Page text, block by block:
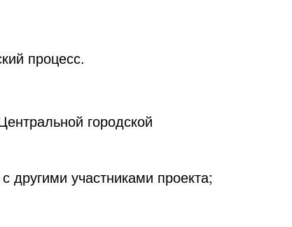
процесс.
городской
другими участниками проекта;